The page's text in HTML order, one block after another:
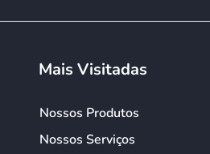
Mais Visitadas
Nossos Produtos
Nossos Serviços